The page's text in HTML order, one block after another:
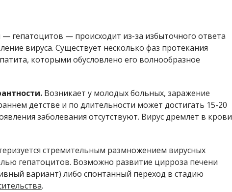
гепатоцитов — происходит из-за избыточного ответа
вируса. Существует несколько фаз протекания
которыми обусловлено его волнообразное
Возникает у молодых больных, заражение
детстве и по длительности может достигать 15-20
заболевания отсутствуют. Вирус дремлет в крови
стремительным размножением вирусных
гепатоцитов. Возможно развитие цирроза печени
вариант) либо спонтанный переход в стадию
.